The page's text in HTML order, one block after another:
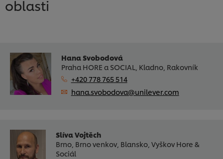
oblasti
Hana Svobodová
Praha HORE a SOCIAL, Kladno, Rakovník
+420 778 765 514
hana.svobodova@unilever.com
Slíva Vojtěch
Brno, Brno venkov, Blansko, Vyškov Hore &
Sociál